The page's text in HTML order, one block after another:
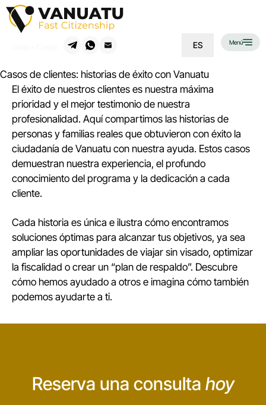
ES Menú
Casos de clientes: historias de éxito con Vanuatu
El éxito de nuestros clientes es nuestra máxima
prioridad y el mejor testimonio de nuestra
profesionalidad. Aquí compartimos las historias de
personas y familias reales que obtuvieron con éxito la
ciudadanía de Vanuatu con nuestra ayuda. Estos casos
demuestran nuestra experiencia, el profundo
conocimiento del programa y la dedicación a cada
cliente.
Cada historia es única e ilustra cómo encontramos
soluciones óptimas para alcanzar tus objetivos, ya sea
ampliar las oportunidades de viajar sin visado, optimizar
la fiscalidad o crear un “plan de respaldo”. Descubre
cómo hemos ayudado a otros e imagina cómo también
podemos ayudarte a ti.
Reserva una consulta hoy